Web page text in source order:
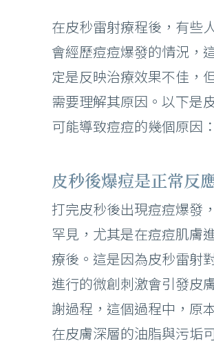
在皮秒雷射療程後，有些
會經歷痘痘爆發的情況，
定是反映治療效果不佳，
需要理解其原因。以下是
可能導致痘痘的幾個原因：
皮秒後爆痘是正常反
打完皮秒後出現痘痘爆發
罕見，尤其是在痘痘肌膚
療後。這是因為皮秒雷射
進行的微創刺激會引發皮
謝過程，這個過程中，原
在皮膚深層的油脂與污垢